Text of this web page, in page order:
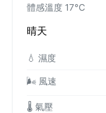
體感溫度 17°C
晴天
💧 濕度
🌬️ 風速
🌡️ 氣壓